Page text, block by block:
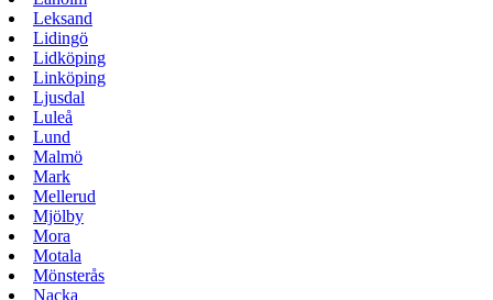
Leksand
Lidingö
Lidköping
Linköping
Ljusdal
Luleå
Lund
Malmö
Mark
Mellerud
Mjölby
Mora
Motala
Mönsterås
Nacka